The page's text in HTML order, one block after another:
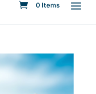
0 Items